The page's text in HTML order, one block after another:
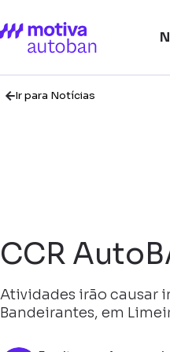
Ir para Notícias
CCR
Atividades irão causar
Bandeirantes, em